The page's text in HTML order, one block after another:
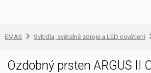
EMAS Svítidla, světelné zdroje a LED osvětlení
Ozdobný prsten ARGUS II